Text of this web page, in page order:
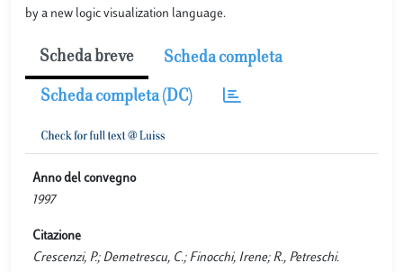
by a new logic visualization language.
Scheda breve Scheda completa
Scheda completa (DC)
Anno del convegno
1997
Citazione
Crescenzi, P.; Demetrescu, C.; Finocchi, Irene; R., Petreschi.